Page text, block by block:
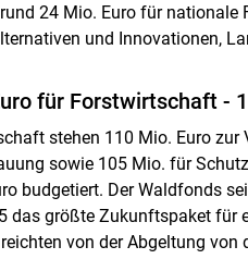
24 Mio. Euro für
und Innovationen,
für Forstwirtschaft -
stehen 110 Mio. Euro
sowie 105 Mio. für
budgetiert. Der Waldfonds
das größte Zukunftspaket für
von der Abgeltung von